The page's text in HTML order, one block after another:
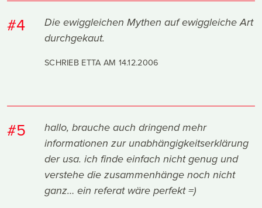
#4
Die ewiggleichen Mythen auf ewiggleiche Art
durchgekaut.
SCHRIEB ETTA AM 14.12.2006
#5
hallo, brauche auch dringend mehr
informationen zur unabhängigkeitserklärung
der usa. ich finde einfach nicht genug und
verstehe die zusammenhänge noch nicht
ganz… ein referat wäre perfekt =)